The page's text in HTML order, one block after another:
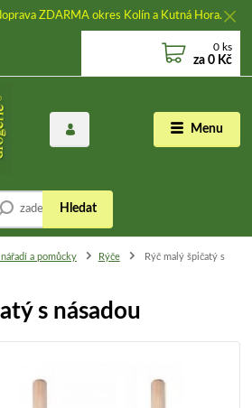
ZDARMA okres Kolín a Kutná Hora.
Menu
Hledat
0 ks
za 0 Kč
a pomůcky Rýče
Rýč malý špičatý s
s násadou